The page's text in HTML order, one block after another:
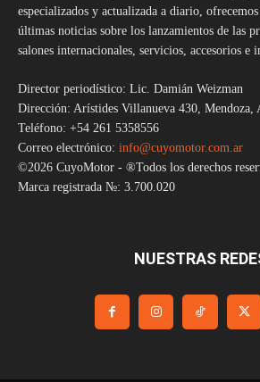
especializados y actualizada a diario,
últimas noticias sobre los lanzamientos de las
salones internacionales, servicios, accesorios
Director periodístico: Lic. Damián Weizman
Dirección: Arístides Villanueva 430, Mendoza,
Teléfono: +54 261 5358556
Correo electrónico: info@cuyomotor.com.ar
©2026 CuyoMotor - ®Todos los derechos
Marca registrada №: 3.700.020
NUESTRAS